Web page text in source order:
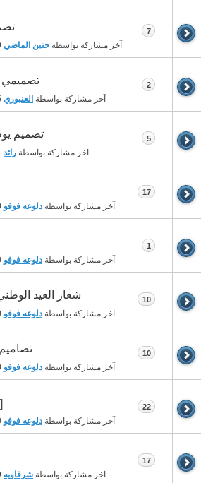
آخر مشاركة بواسطة حنين الماضي
7
تصميمي
آخر مشاركة بواسطة العنبوري
2
تصميم
آخر مشاركة بواسطة رائد
5
آخر مشاركة بواسطةدلوعه فوفو
17
آخر مشاركة بواسطةدلوعه فوفو
1
شعار العيد
آخر مشاركة بواسطةدلوعه فوفو
10
آخر مشاركة بواسطةدلوعه فوفو
10
آخر مشاركة بواسطةدلوعه فوفو
22
آخر مشاركة بواسطة شرقاويه
17